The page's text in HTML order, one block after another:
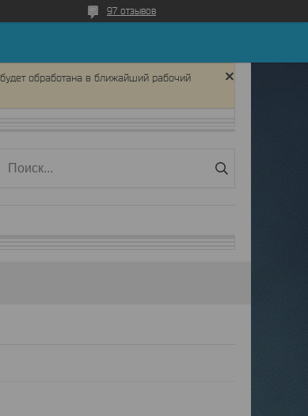
97 отзывов
обработана в ближайший рабочий